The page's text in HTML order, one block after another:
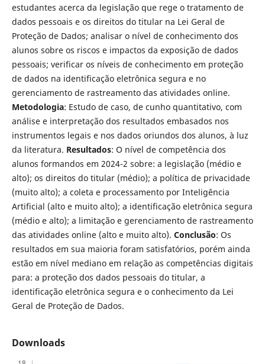
estudantes acerca da legislação que rege o tratamento de
dados pessoais e os direitos do titular na Lei Geral de
Proteção de Dados; analisar o nível de conhecimento dos
alunos sobre os riscos e impactos da exposição de dados
pessoais; verificar os níveis de conhecimento em proteção
de dados na identificação eletrônica segura e no
gerenciamento de rastreamento das atividades online.
Metodologia: Estudo de caso, de cunho quantitativo, com
análise e interpretação dos resultados embasados nos
instrumentos legais e nos dados oriundos dos alunos, à luz
da literatura. Resultados: O nível de competência dos
alunos formandos em 2024-2 sobre: a legislação (médio e
alto); os direitos do titular (médio); a política de privacidade
(muito alto); a coleta e processamento por Inteligência
Artificial (alto e muito alto); a identificação eletrônica segura
(médio e alto); a limitação e gerenciamento de rastreamento
das atividades online (alto e muito alto). Conclusão: Os
resultados em sua maioria foram satisfatórios, porém ainda
estão em nível mediano em relação as competências digitais
para: a proteção dos dados pessoais do titular, a
identificação eletrônica segura e o conhecimento da Lei
Geral de Proteção de Dados.
Downloads